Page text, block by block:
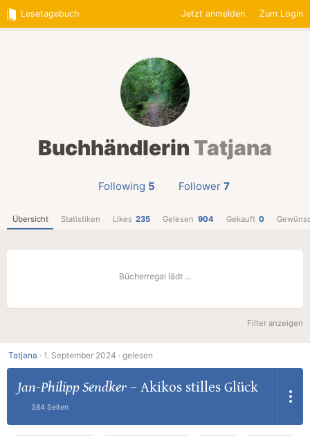
Lesetagebuch Jetzt anmelden Zum Login
Buchhändlerin Tatjana
Following 5 Follower 7
Übersicht Statistiken Likes 235 Gelesen 904 Gekauft 0
Bücherregal lädt …
Filter anzeigen
Tatjana · 1. September 2024 · gelesen
Jan-Philipp Sendker– Akikos stilles Glück
384 Seiten